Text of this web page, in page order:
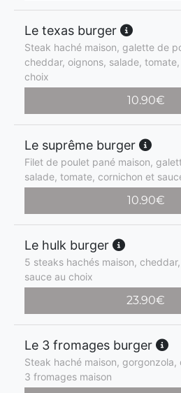
Le texas burger
Steak haché maison, galette de
cheddar, oignons, salade,
choix
10.90€
Le suprême burger
Filet de poulet pané maison,
salade, tomate, cornichon et
10.90€
Le hulk burger
5 steaks hachés maison,
sauce au choix
23.90€
Le 3 fromages burger
Steak haché maison,
3 fromages maison